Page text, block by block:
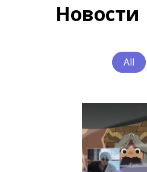
Новости
All